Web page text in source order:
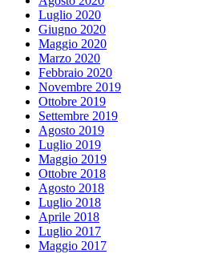
Luglio 2020
Giugno 2020
Maggio 2020
Marzo 2020
Febbraio 2020
Novembre 2019
Ottobre 2019
Settembre 2019
Agosto 2019
Luglio 2019
Maggio 2019
Ottobre 2018
Agosto 2018
Luglio 2018
Aprile 2018
Luglio 2017
Maggio 2017